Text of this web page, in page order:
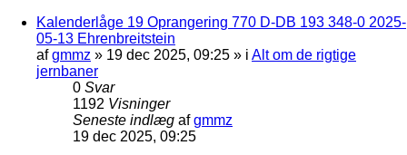
Kalenderlåge 19 Oprangering 770 D-DB 193 348-0 2025-
05-13 Ehrenbreitstein
afgmmz » 19 dec 2025, 09:25 » i Alt om de rigtige
jernbaner
0 Svar
1192 Visninger
Seneste indlæg afgmmz
19 dec 2025, 09:25